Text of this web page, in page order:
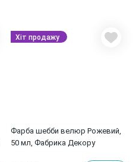
Фарба шебби велюр Рожевий,
50 мл, Фабрика Декору
Хіт продажу